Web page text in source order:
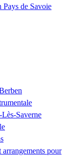
Pays de Savoie
Saverne
pour